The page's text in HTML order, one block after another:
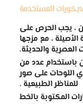
المستخدمة
، يجب الحرص على
الأصيلة ، مع مزجها
العصرية والحديثة.
باستخدام عدد من
اللوحات على صور
للمناظر الطبيعية .
المكتوبة بالخط